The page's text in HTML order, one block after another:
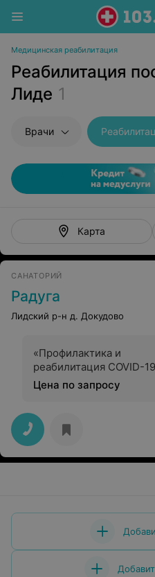
Медицинская реабилитация
Реабилитация
Лиде 1
Врачи
Карта
САНАТОРИЙ
Радуга
Лидский р-н д. Докудово
«Профилактика и
реабилитация COVID-
Цена по запросу